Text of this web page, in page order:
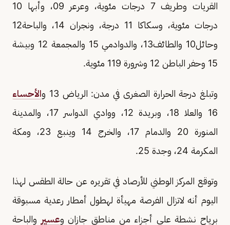
القريات وطريف 7 درجات مئوية، وعرعر 09، وأبها 10
درجات مئوية، وسكاكا 11 درجة، ونجران 14، والباحة12
وحائل10 والطائف13، والدوادمي 15 والمجمعة 12 وبيشة
15 وحفر الباطن 12 وشرورة 119 مئوية.
وتبلغ درجة الحرارة الصغرى في مدن: الرياض 13 و
الأحساء
16 والعلا 18، وبريدة 12، ووادي الدواسر 17، والمدينة
المنورة 20 والدمام 17، والخرج 14 وينبع 23، ومكة
المكرمة 24، وجدة 25.
وتوقع المركز الوطني للأرصاد في تقريره عن حالة الطقس لهذا
اليوم أنه لاتزال الفرصة مهيأة لهطول أمطار رعدية مسبوقة
برياح نشطة على أجزاء من مناطق جازان وعسير والباحة